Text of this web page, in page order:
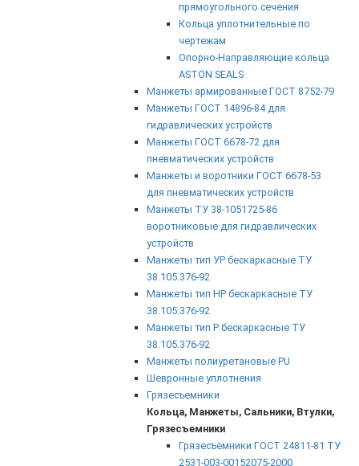
прямоугольного сечения
Кольца уплотнительные по
чертежам
Опорно-Направляющие кольца
ASTON SEALS
Манжеты армированные ГОСТ 8752-79
Манжеты ГОСТ 14896-84 для
гидравлических устройств
Манжеты ГОСТ 6678-72 для
пневматических устройств
Манжеты и воротники ГОСТ 6678-53
для пневматических устройств
Манжеты ТУ 38-1051725-86
воротниковые для гидравлических
устройств
Манжеты тип УР бескаркасные ТУ
38.105.376-92
Манжеты тип НР бескаркасные ТУ
38.105.376-92
Манжеты тип Р бескаркасные ТУ
38.105.376-92
Манжеты полиуретановые PU
Шевронные уплотнения
Грязесъемники
Кольца, Манжеты, Сальники, Втулки,
Грязесъемники
Грязесъёмники ГОСТ 24811-81 ТУ
2531-003-00152075-2000